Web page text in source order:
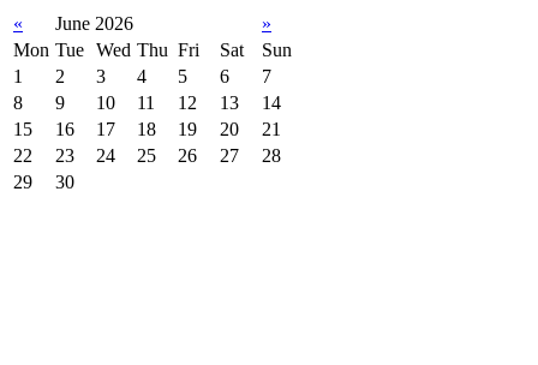
« June 2026
»
Mon Tue Wed Thu Fri Sat
Sun
1
2 3 4 5 6
7
8
9 10 11 12 13
14
15
16 17 18 19 20
21
22
23 24 25 26 27
28
29
30